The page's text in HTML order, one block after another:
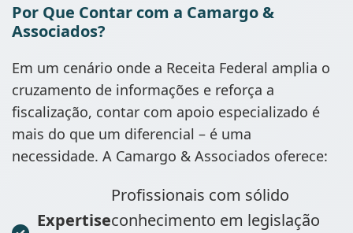
Por Que Contar com a Camargo &
Associados?
Em um cenário onde a Receita Federal amplia o
cruzamento de informações e reforça a
fiscalização, contar com apoio especializado é
mais do que um diferencial – é uma
necessidade. A Camargo & Associados oferece:
Expertise
Profissionais com sólido
conhecimento em legislação